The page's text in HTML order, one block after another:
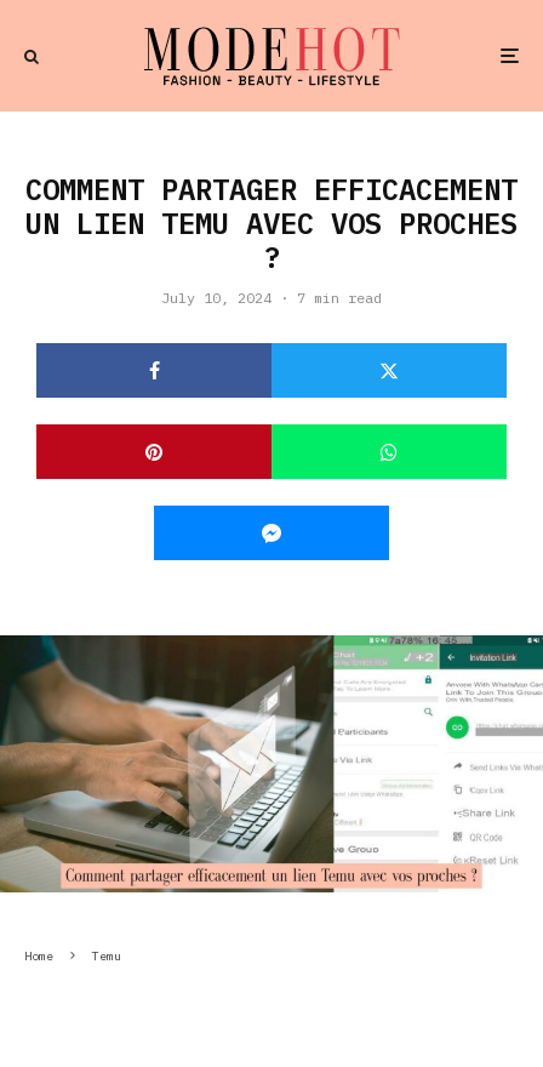
COMMENT PARTAGER EFFICACEMENT
UN LIEN TEMU AVEC VOS PROCHES
?
July 10, 2024 · 7 min read
Home Temu